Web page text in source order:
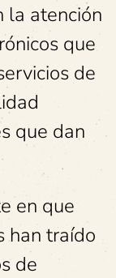
la atención
que
de
que dan
en que
han traído
de